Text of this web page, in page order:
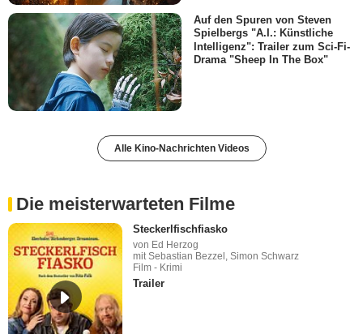
Auf den Spuren von Steven
Spielbergs "A.I.: Künstliche
Intelligenz": Trailer zum Sci-Fi-
Drama "Sheep In The Box"
Alle Kino-Nachrichten Videos
Die meisterwarteten Filme
Steckerlfischfiasko
von Ed Herzog
mit Sebastian Bezzel, Simon Schwarz
Film - Krimi
Trailer